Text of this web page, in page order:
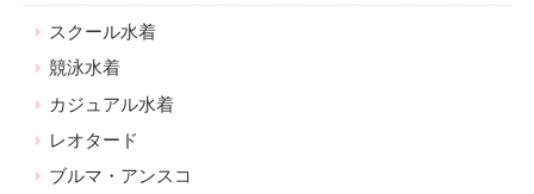
スクール水着
競泳水着
カジュアル水着
レオタード
ブルマ・アンスコ